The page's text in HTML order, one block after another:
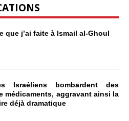
que j’ai faite à Ismail al-Ghoul
Israéliens bombardent des
médicaments, aggravant ainsi la
déjà dramatique